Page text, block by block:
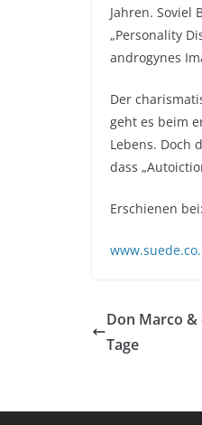
Jahren. Soviel
„Personality
androgynes
Der
geht es beim
Lebens. Doch
dass
Erschienen
Don Marco &
Tage